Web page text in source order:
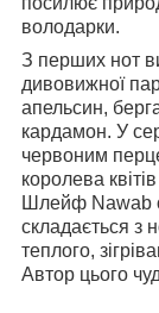
володарки.
З перших нот
дивовижної
апельсин,
кардамон. У
червоним
королева
Шлейф Nawab
складається з
теплого,
Автор цього